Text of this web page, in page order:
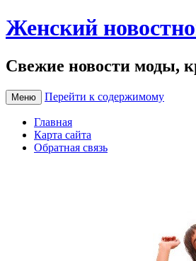
Женский
Свежие новости моды,
Меню Перейти к содержимому
Главная
Карта сайта
Обратная связь